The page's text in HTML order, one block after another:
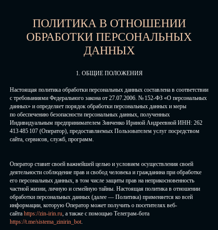
ПОЛИТИКА В ОТНОШЕНИИ
ОБРАБОТКИ ПЕРСОНАЛЬНЫХ
ДАННЫХ
1. ОБЩИЕ ПОЛОЖЕНИЯ
Настоящая политика обработки персональных данных составлена в соответствии
с требованиями Федерального закона от 27.07.2006. № 152-ФЗ «О персональных
данных» и определяет порядок обработки персональных данных и меры
по обеспечению безопасности персональных данных, полученных
Индивидуальным предпринимателем Зинченко Ириной Андреевной ИНН: 262
413 485 107 (Оператор), предоставляемых Пользователем услуг посредством
сайта, сервисов, служб, программ.
Оператор ставит своей важнейшей целью и условием осуществления своей
деятельности соблюдение прав и свобод человека и гражданина при обработке
его персональных данных, в том числе защиты прав на неприкосновенность
частной жизни, личную и семейную тайны. Настоящая политика в отношении
обработки персональных данных (далее — Политика) применяется ко всей
информации, которую Оператор может получить о посетителях веб-
сайта https://zin-irin.ru, а также с помощью Телеграм-бота
https://t.me/sistema_zinirin_bot.